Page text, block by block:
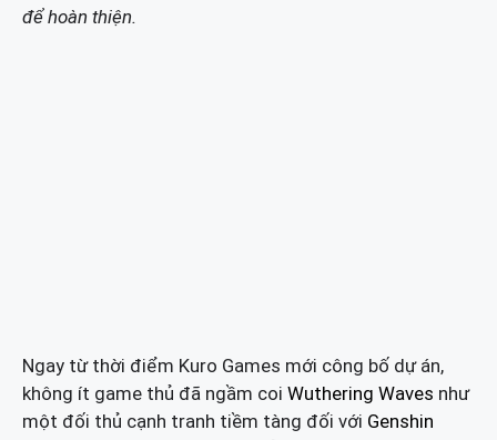
để hoàn thiện.
Ngay từ thời điểm Kuro Games mới công bố dự án,
không ít game thủ đã ngầm coi Wuthering Waves như
một đối thủ cạnh tranh tiềm tàng đối với Genshin